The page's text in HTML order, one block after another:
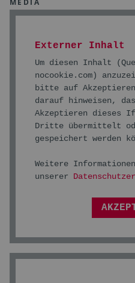
MEDIA
Externer Inhalt
Um diesen Inhalt
nocookie.com)
bitte auf
darauf hinweisen,
Akzeptieren dieses
Dritte übermittelt
gespeichert werden
Weitere
unserer